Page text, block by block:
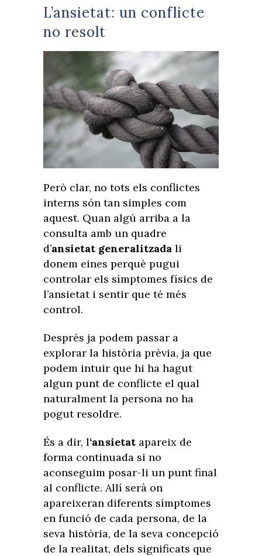
L’ansietat: un conflicte
no resolt
Però clar, no tots els conflictes
interns són tan simples com
aquest. Quan algú arriba a la
consulta amb un quadre
d’ansietat generalitzada li
donem eines perquè pugui
controlar els símptomes físics de
l’ansietat i sentir que té més
control.
Després ja podem passar a
explorar la història prèvia, ja que
podem intuir que hi ha hagut
algun punt de conflicte el qual
naturalment la persona no ha
pogut resoldre.
És a dir, l‘ansietat apareix de
forma continuada si no
aconseguim posar-li un punt final
al conflicte. Allí serà on
apareixeran diferents símptomes
en funció de cada persona, de la
seva història, de la seva concepció
de la realitat, dels significats que